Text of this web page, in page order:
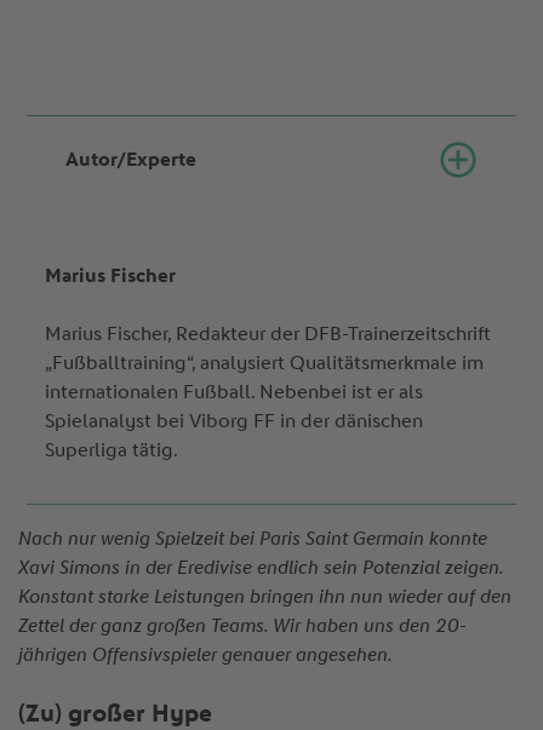
Autor/Experte
Marius Fischer
Marius Fischer, Redakteur der DFB-Trainerzeitschrift
„Fußballtraining“, analysiert Qualitätsmerkmale im
internationalen Fußball. Nebenbei ist er als
Spielanalyst bei Viborg FF in der dänischen
Superliga tätig.
Nach nur wenig Spielzeit bei Paris Saint Germain konnte
Xavi Simons in der Eredivise endlich sein Potenzial zeigen.
Konstant starke Leistungen bringen ihn nun wieder auf den
Zettel der ganz großen Teams. Wir haben uns den 20-
jährigen Offensivspieler genauer angesehen.
(Zu) großer Hype